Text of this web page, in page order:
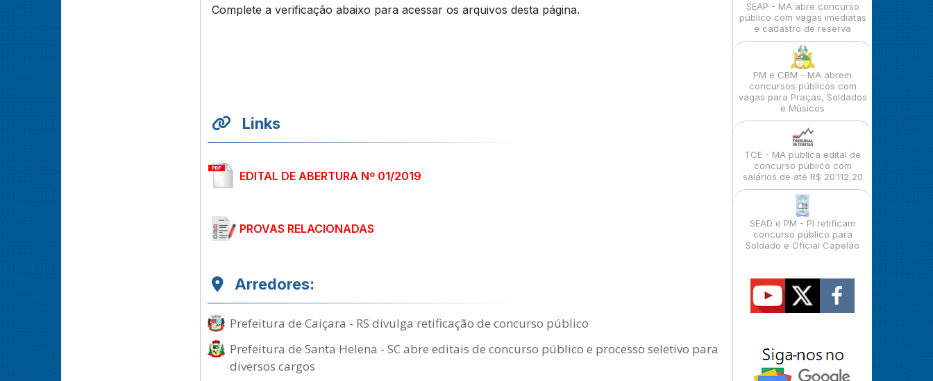
Complete a verificação abaixo para acessar os arquivos desta página.
Links
EDITAL DE ABERTURA Nº 01/2019
PROVAS RELACIONADAS
Arredores:
Prefeitura de Caiçara - RS divulga retificação de concurso público
Prefeitura de Santa Helena - SC abre editais de concurso público e processo seletivo para
diversos cargos
SEAP - MA abre concurso
público com vagas imediatas
e cadastro de reserva
PM e CBM - MA abrem
concursos públicos com
vagas para Praças, Soldados
e Músicos
TCE - MA publica edital de
concurso público com
salários de até R$ 20.112,20
SEAD e PM - PI retificam
concurso público para
Soldado e Oficial Capelão